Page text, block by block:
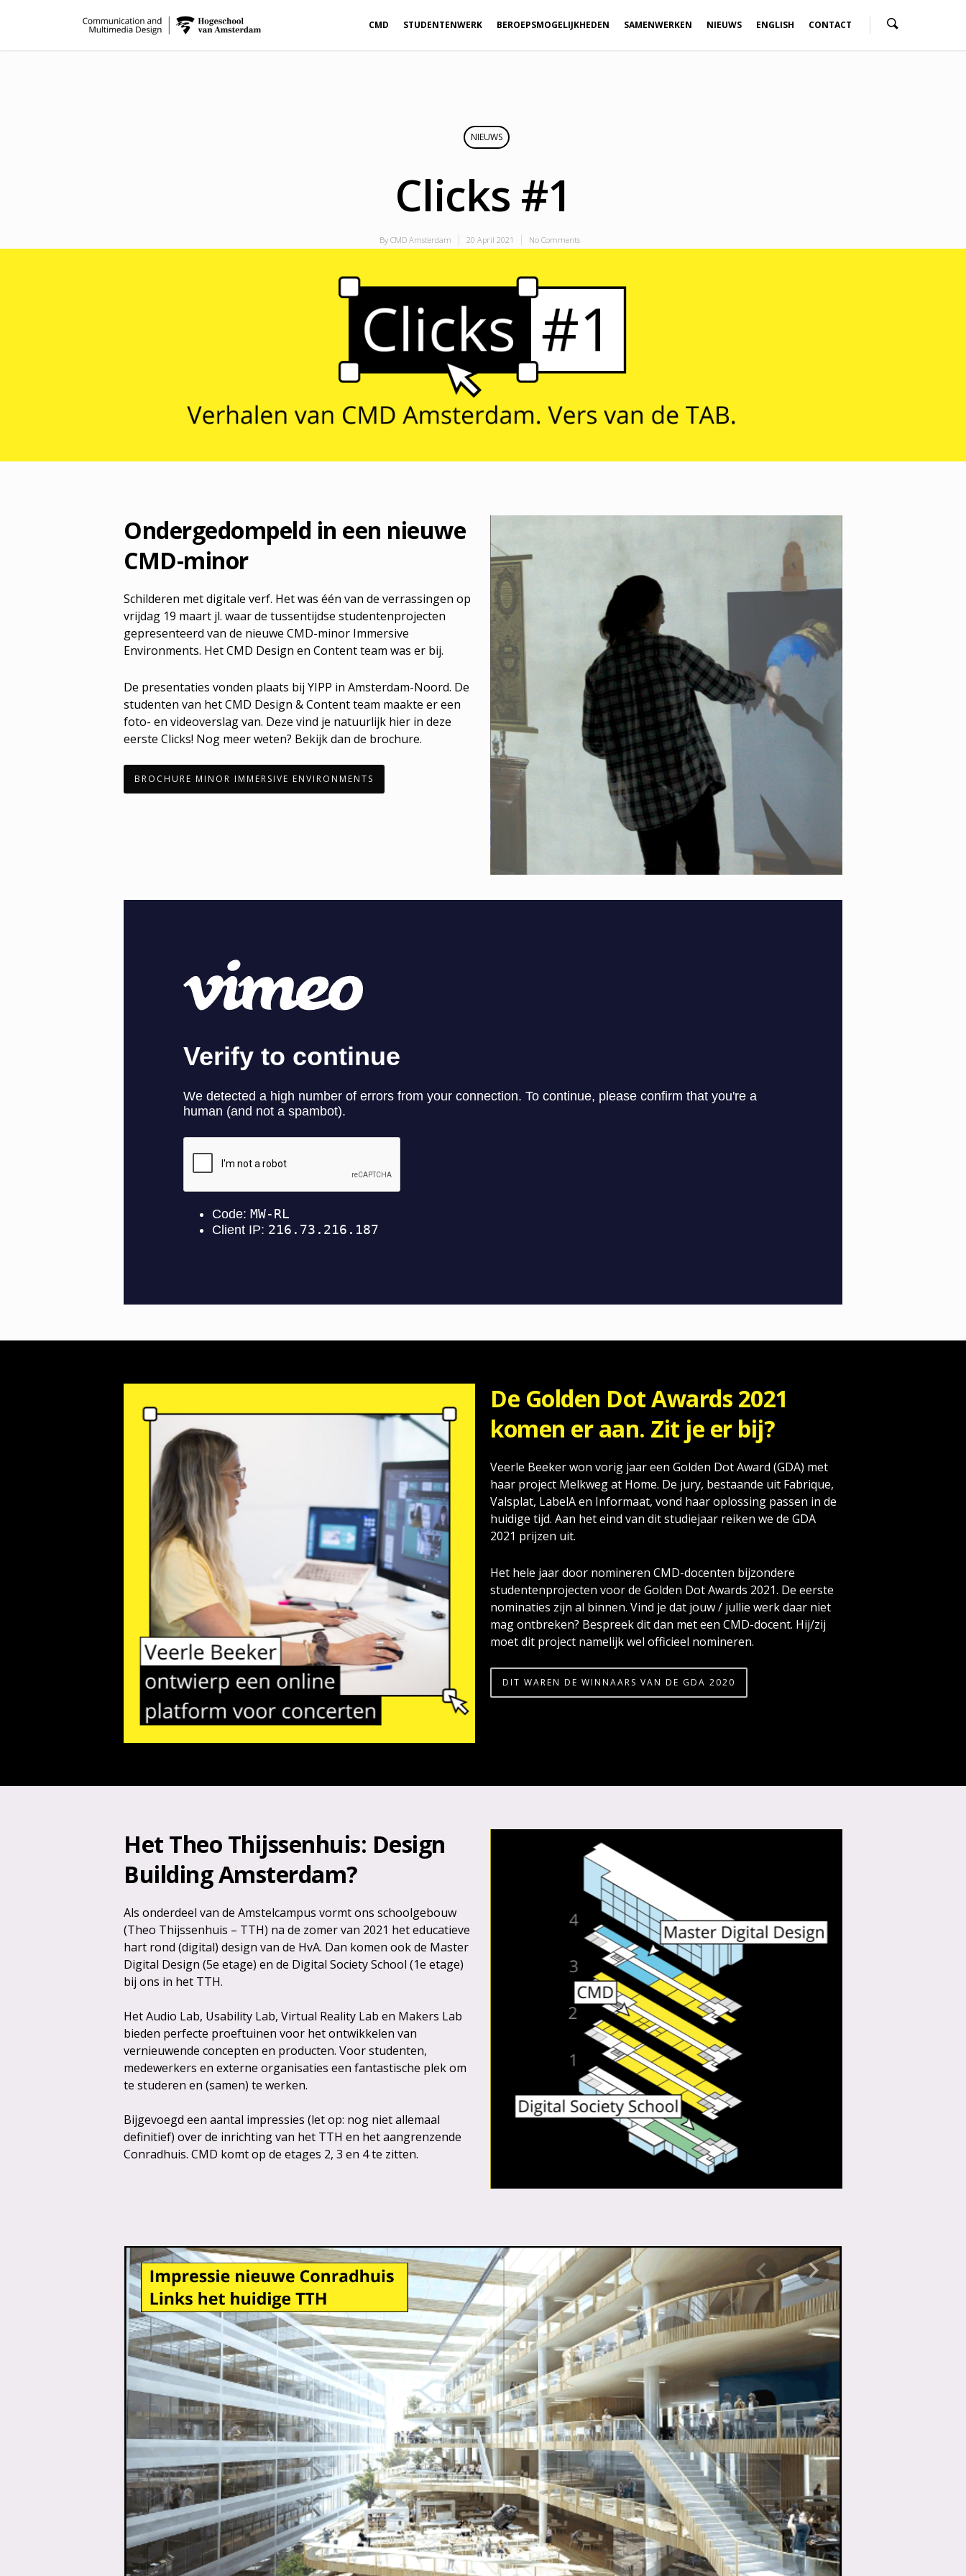
CMD STUDENTENWERK BEROEPSMOGELIJKHEDEN SAMENWERKEN NIEUWS ENGLISH CONTACT
NIEUWS
Clicks #1
By CMD Amsterdam 20 April 2021 No Comments
Ondergedompeld in een nieuwe
CMD-minor
Schilderen met digitale verf. Het was één van de verrassingen op
vrijdag 19 maart jl. waar de tussentijdse studentenprojecten
gepresenteerd van de nieuwe CMD-minor Immersive
Environments. Het CMD Design en Content team was er bij.
De presentaties vonden plaats bij YIPP in Amsterdam-Noord. De
studenten van het CMD Design & Content team maakte er een
foto- en videoverslag van. Deze vind je natuurlijk hier in deze
eerste Clicks! Nog meer weten? Bekijk dan de brochure.
BROCHURE MINOR IMMERSIVE ENVIRONMENTS
De Golden Dot Awards 2021
komen er aan. Zit je er bij?
Veerle Beeker won vorig jaar een Golden Dot Award (GDA) met
haar project Melkweg at Home. De jury, bestaande uit Fabrique,
Valsplat, LabelA en Informaat, vond haar oplossing passen in de
huidige tijd. Aan het eind van dit studiejaar reiken we de GDA
2021 prijzen uit.
Het hele jaar door nomineren CMD-docenten bijzondere
studentenprojecten voor de Golden Dot Awards 2021. De eerste
nominaties zijn al binnen. Vind je dat jouw / jullie werk daar niet
mag ontbreken? Bespreek dit dan met een CMD-docent. Hij/zij
moet dit project namelijk wel officieel nomineren.
DIT WAREN DE WINNAARS VAN DE GDA 2020
Het Theo Thijssenhuis: Design
Building Amsterdam?
Als onderdeel van de Amstelcampus vormt ons schoolgebouw
(Theo Thijssenhuis – TTH) na de zomer van 2021 het educatieve
hart rond (digital) design van de HvA. Dan komen ook de Master
Digital Design (5e etage) en de Digital Society School (1e etage)
bij ons in het TTH.
Het Audio Lab, Usability Lab, Virtual Reality Lab en Makers Lab
bieden perfecte proeftuinen voor het ontwikkelen van
vernieuwende concepten en producten. Voor studenten,
medewerkers en externe organisaties een fantastische plek om
te studeren en (samen) te werken.
Bijgevoegd een aantal impressies (let op: nog niet allemaal
definitief) over de inrichting van het TTH en het aangrenzende
Conradhuis. CMD komt op de etages 2, 3 en 4 te zitten.